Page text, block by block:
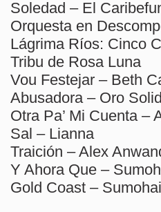
Soledad – El
Orquesta en
Lágrima Ríos: Cinco
Tribu de Rosa Luna
Vou Festejar – Beth
Abusadora – Oro
Otra Pa’ Mi Cuenta –
Sal – Lianna
Traición – Alex
Y Ahora Que –
Gold Coast –